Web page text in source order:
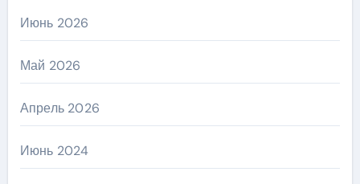
Июнь 2026
Май 2026
Апрель 2026
Июнь 2024